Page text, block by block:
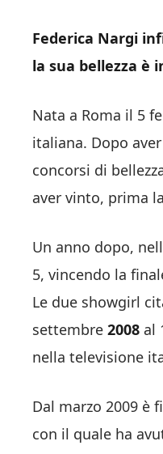
Federica Nargi
la sua bellezza è
Nata a Roma il 5
italiana. Dopo
concorsi di
aver vinto, prima
Un anno dopo,
5, vincendo la
Le due showgirl
settembre 2008 al
nella televisione
Dal marzo 2009 è
con il quale ha